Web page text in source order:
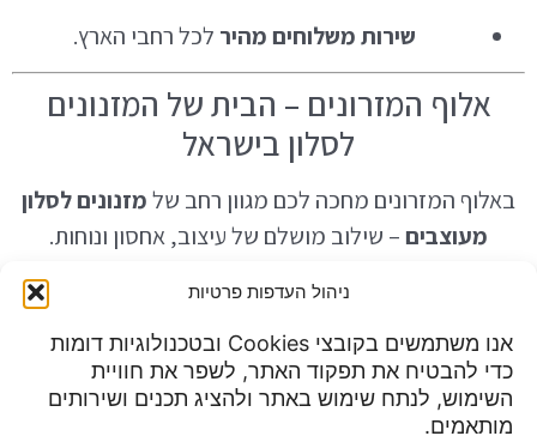
ניהול העדפות פרטיות
אנו משתמשים בקובצי Cookies ובטכנולוגיות דומות
כדי להבטיח את תפקוד האתר, לשפר את חוויית
השימוש, לנתח שימוש באתר ולהציג תכנים ושירותים
מותאמים.
שירות משלוחים מהיר לכל רחבי הארץ.
אלוף המזרונים – הבית של המזנונים
לסלון בישראל
באלוף המזרונים מחכה לכם מגוון רחב שלמזנונים לסלון
מעוצבים – שילוב מושלם של עיצוב, אחסון ונוחות.
הזמינו עכשיו באתר או הגיעו לאולם התצוגה ותגלו איך
מדיניות פרטיות
תנאי שימוש
שעות פעילות: